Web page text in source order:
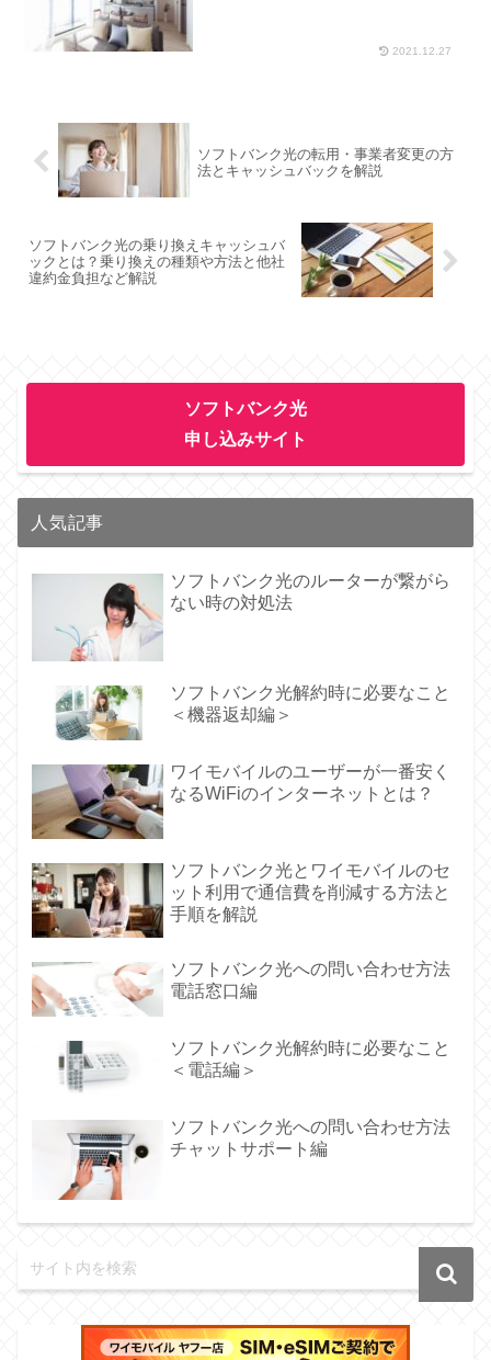
2021.12.27
ソフトバンク光の転用・事業者変更の方
法とキャッシュバックを解説
ソフトバンク光の乗り換えキャッシュバ
ックとは？乗り換えの種類や方法と他社
違約金負担など解説
ソフトバンク光
申し込みサイト
人気記事
ソフトバンク光のルーターが繋がら
ない時の対処法
ソフトバンク光解約時に必要なこと
＜機器返却編＞
ワイモバイルのユーザーが一番安く
なるWiFiのインターネットとは？
ソフトバンク光とワイモバイルのセ
ット利用で通信費を削減する方法と
手順を解説
ソフトバンク光への問い合わせ方法
電話窓口編
ソフトバンク光解約時に必要なこと
＜電話編＞
ソフトバンク光への問い合わせ方法
チャットサポート編